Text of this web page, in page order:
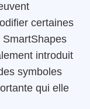
certaines
SmartShapes
introduit
symboles
qui elle